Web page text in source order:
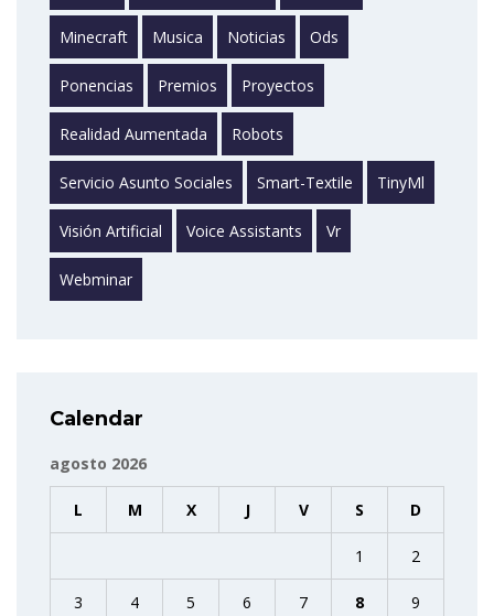
Minecraft Musica Noticias Ods
Ponencias Premios Proyectos
Realidad Aumentada Robots
Servicio Asunto Sociales Smart-Textile TinyMl
Visión Artificial Voice Assistants Vr
Webminar
Calendar
agosto 2026
L M X J V S D
1 2
3 4 5 6 7 8 9